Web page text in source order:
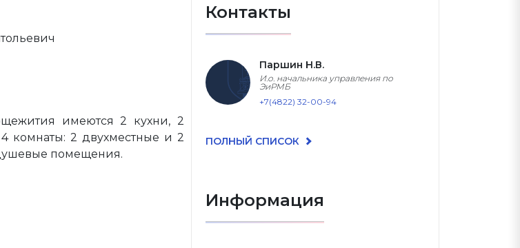
имеются 2 кухни, 2
комнаты: 2 двухместные и 2
помещения.
Контакты
Паршин Н.В.
И.о. начальника управления по
ЭиРМБ
+7(4822) 32-00-94
ПОЛНЫЙ СПИСОК
Информация